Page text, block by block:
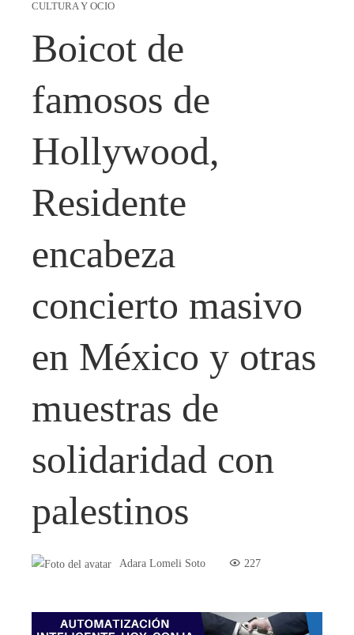
CULTURA Y OCIO
Boicot de
famosos de
Hollywood,
Residente
encabeza
concierto masivo
en México y otras
muestras de
solidaridad con
palestinos
Adara Lomeli Soto 227